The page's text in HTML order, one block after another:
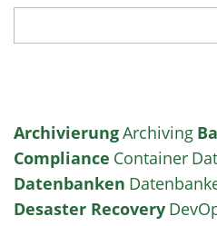
ArchivierungArchiving
Compliance Container
Datenbanken
Desaster Recovery